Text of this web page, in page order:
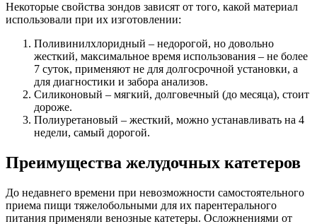
Некоторые свойства зондов зависят от того, какой материал
использовали при их изготовлении:
Поливинилхлоридный – недорогой, но довольно
жесткий, максимальное время использования – не более
7 суток, применяют не для долгосрочной установки, а
для диагностики и забора анализов.
Силиконовый – мягкий, долговечный (до месяца), стоит
дороже.
Полиуретановый – жесткий, можно устанавливать на 4
недели, самый дорогой.
Преимущества желудочных катетеров
До недавнего времени при невозможности самостоятельного
приема пищи тяжелобольными для их парентерального
питания применяли венозные катетеры. Осложнениями от